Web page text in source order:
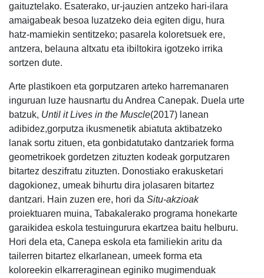
gaituztelako. Esaterako, ur-jauzien antzeko hari-ilara
amaigabeak besoa luzatzeko deia egiten digu, hura
hatz-mamiekin sentitzeko; pasarela koloretsuek ere,
antzera, belauna altxatu eta ibiltokira igotzeko irrika
sortzen dute.
Arte plastikoen eta gorputzaren arteko harremanaren
inguruan luze hausnartu du Andrea Canepak. Duela urte
batzuk, Until it Lives in the Muscle(2017) lanean
adibidez,gorputza ikusmenetik abiatuta aktibatzeko
lanak sortu zituen, eta gonbidatutako dantzariek forma
geometrikoek gordetzen zituzten kodeak gorputzaren
bitartez deszifratu zituzten. Donostiako erakusketari
dagokionez, umeak bihurtu dira jolasaren bitartez
dantzari. Hain zuzen ere, hori da Situ-akzioak
proiektuaren muina, Tabakalerako programa honekarte
garaikidea eskola testuingurura ekartzea baitu helburu.
Hori dela eta, Canepa eskola eta familiekin aritu da
tailerren bitartez elkarlanean, umeek forma eta
koloreekin elkarreraginean eginiko mugimenduak